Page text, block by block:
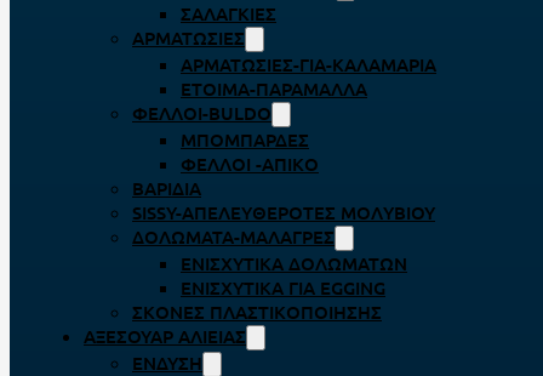
ΣΑΛΑΓΚΙΈΣ
ΑΡΜΑΤΩΣΙΈΣ
ΑΡΜΑΤΩΣΙΈΣ-ΓΙΑ-ΚΑΛΑΜΆΡΙΑ
ΈΤΟΙΜΑ-ΠΑΡΆΜΑΛΛΑ
ΦΕΛΛΟΊ-BULDO
ΜΠΟΜΠΆΡΔΕΣ
ΦΕΛΛΟΊ -ΑΠΊΚΟ
ΒΑΡΊΔΙΑ
SISSY-ΑΠΕΛΕΥΘΕΡΟΤΈΣ ΜΟΛΥΒΙΟΎ
ΔΟΛΏΜΑΤΑ-ΜΑΛΆΓΡΕΣ
ΕΝΙΣΧΥΤΙΚΆ ΔΟΛΩΜΆΤΩΝ
ΕΝΙΣΧΥΤΙΚΆ ΓΙΑ EGGING
ΣΚΌΝΕΣ ΠΛΑΣΤΙΚΟΠΟΊΗΣΗΣ
ΑΞΕΣΟΥΆΡ ΑΛΙΕΊΑΣ
ΈΝΔΥΣΗ